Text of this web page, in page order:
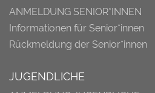
ANMELDUNG SENIOR*INNEN
Informationen für Senior*innen
Rückmeldung der Senior*innen
JUGENDLICHE